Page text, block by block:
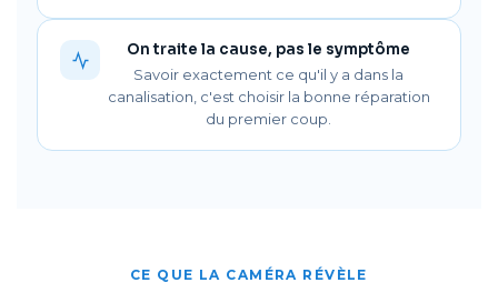
On traite la cause, pas le symptôme
Savoir exactement ce qu'il y a dans la
canalisation, c'est choisir la bonne réparation
du premier coup.
CE QUE LA CAMÉRA RÉVÈLE